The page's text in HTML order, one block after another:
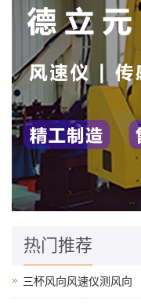
热门推荐
三杯风向风速仪测风向